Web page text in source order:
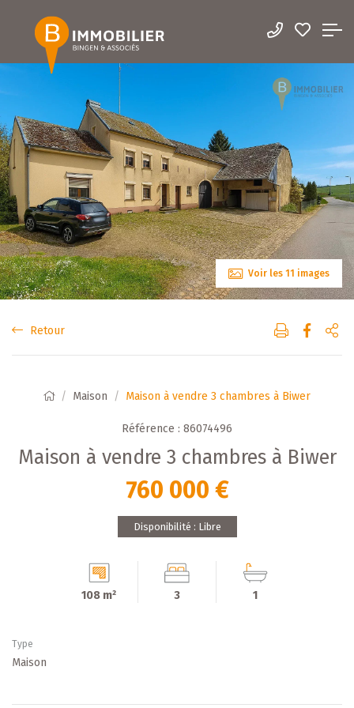
Voir les 11 images
Retour
Maison Maison à vendre 3 chambres à Biwer
Référence : 86074496
Maison à vendre 3 chambres à Biwer
760 000 €
Disponibilité : Libre
108 m² 3 1
Type
Maison